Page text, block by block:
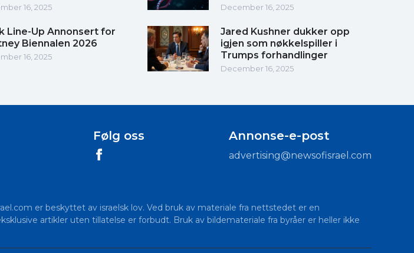
16, 2025 December 16, 2025
Line-Up Annonsert for
Biennalen 2026
16, 2025
Jared Kushner dukker opp
igjen som nøkkelspiller i
Trumps forhandlinger
December 16, 2025
Følg oss Annonse-e-post
advertising@newsofisrael.com
er beskyttet av israelsk lov. Ved bruk av materiale fra nettstedet er en
artikler uten tillatelse er forbudt. Bruk av bildemateriale fra byråer er heller ikke